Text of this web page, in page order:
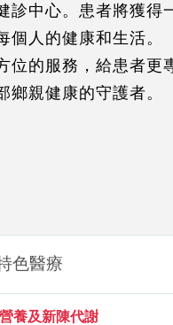
診中心。患者將獲得
個人的健康和生活。
位的服務，給患者更
鄉親健康的守護者。
色醫療
養及新陳代謝